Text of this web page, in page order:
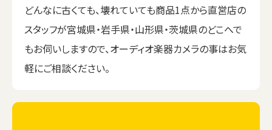
どんなに古くても、壊れていても商品1点から直営店の
スタッフが宮城県・岩手県・山形県・茨城県のどこへで
もお伺いしますので、オーディオ楽器カメラの事はお気
軽にご相談ください。